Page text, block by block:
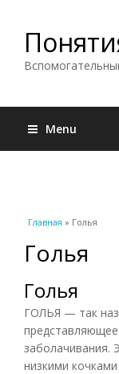
Menu
Вы здесь
Главная » Голья
Голья
Голья
ГОЛЬЯ — так
заболачивания.
низкими